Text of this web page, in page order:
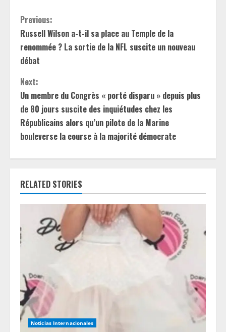
C
o
n
t
i
n
R
a
i
n
g
Previous:
Russell Wilson a-t-il sa place au Temple de la
renommée ? La sortie de la NFL suscite un nouveau
débat
Next:
Un membre du Congrès « porté disparu » depuis plus
de 80 jours suscite des inquiétudes chez les
Républicains alors qu’un pilote de la Marine
bouleverse la course à la majorité démocrate
RELATED STORIES
Noticias Internacionales